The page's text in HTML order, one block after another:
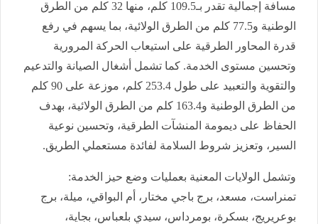
مسافة إجمالية تقدر بـ109.5 كلم، منها 32 كلم من الطرق
الوطنية و77.5 كلم من الطرق الولائية، بما يسهم في رفع
قدرة المحاور الطرقية على استيعاب الحركة المرورية
وتحسين مستوى الخدمة. كما تشمل أشغال الصيانة والتدعيم
والتقوية والتعبيد على طول 253.4 كلم، موزعة على 90 كلم
من الطرق الوطنية و163.4 كلم من الطرق الولائية، بهدف
الحفاظ على ديمومة المنشآت الطرقية، وتحسين نوعية
السير، وتعزيز شروط السلامة لفائدة مستعملي الطريق.
وتشمل الولايات المعنية بعمليات وضع حيز الخدمة:
تمنراست، مسعد، برج باجي مختار، أم البواقي، ميلة، برج
بوعريريج، بسكرة، بومرداس، سيدي بلعباس، بجاية،